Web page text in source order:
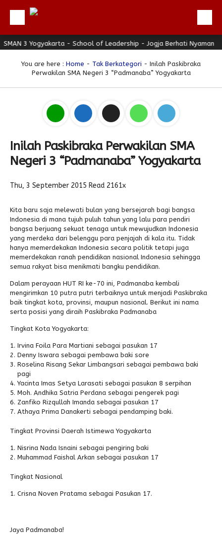
Beranda
Profil
Download
Hubungi Kami
Bulletin
PPDB
Alumni
3 Yogyakarta - School of Leadership - Jogja Berhati Nyaman
You are here : Home - Tak Berkategori - Inilah Paskibraka
Perwakilan SMA Negeri 3 “Padmanaba” Yogyakarta
Inilah Paskibraka Perwakilan SMA
Negeri 3 “Padmanaba” Yogyakarta
Thu, 3 September 2015 Read 2161x
Kita baru saja melewati bulan yang bersejarah bagi bangsa
Indonesia di mana tujuh puluh tahun yang lalu para pendiri
bangsa berjuang sekuat tenaga untuk mewujudkan Indonesia
yang merdeka dari belenggu para penjajah di kala itu. Tidak
hanya memerdekakan Indonesia secara politik tetapi juga
memerdekakan ranah pendidikan nasional Indonesia sehingga
semua rakyat bisa menikmati bangku pendidikan.
Dalam perayaan HUT RI ke-70 ini, Padmanaba kembali
mengirimkan 10 putra putri terbaiknya untuk menjadi Paskibraka
baik tingkat kota, provinsi, maupun nasional. Berikut ini nama
serta posisi yang diraih Paskibraka Padmanaba
Tingkat Kota Yogyakarta:
Irvina Foila Para Martiani sebagai pasukan 17
Denny Iswara sebagai pembawa baki sore
Roselina Risang Sekar Limbangsari sebagai pembawa baki
pagi
Yacinta Imas Setya Larasati sebagai pasukan 8 serpihan
Moh. Andhika Satria Perdana sebagai pengerek pagi
Zanfiko Rizqullah Imanda sebagai pasukan 17
Athaya Prima Danakerti sebagai pendamping baki.
Tingkat Provinsi Daerah Istimewa Yogyakarta
Nisrina Nada Isnaini sebagai pengiring baki
Muhammad Faishal Arkan sebagai pasukan 17
Tingkat Nasional
Crisna Noven Pratama sebagai Pasukan 17.
Jaya Padmanaba!